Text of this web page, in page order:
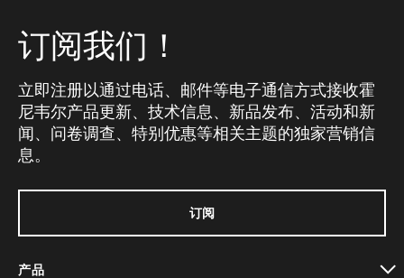
订阅我们！
立即注册以通过电话、邮件等电子通信方式接收霍
尼韦尔产品更新、技术信息、新品发布、活动和新
闻、问卷调查、特别优惠等相关主题的独家营销信
息。
订阅
产品